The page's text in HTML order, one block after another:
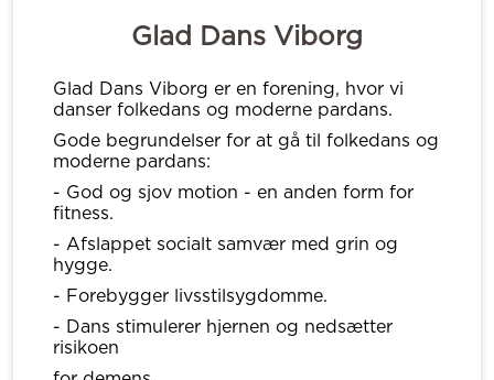
Glad Dans Viborg
Glad Dans Viborg er en forening, hvor vi
danser folkedans og moderne pardans.
Gode begrundelser for at gå til folkedans og
moderne pardans:
- God og sjov motion - en anden form for
fitness.
- Afslappet socialt samvær med grin og
hygge.
- Forebygger livsstilsygdomme.
- Dans stimulerer hjernen og nedsætter
risikoen